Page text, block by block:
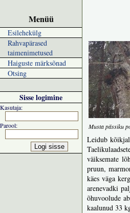
Menüü
Esilehekülg
Rahvapärased
taimenimetused
Haiguste märksõnad
Otsing
Sisse logimine
Kasutaja:
Parool: Musta pässiku
Leidub kõikjal
väiksemate
pruun,
käes väga
arenevadki
õhuvoolude
kaalunud 33